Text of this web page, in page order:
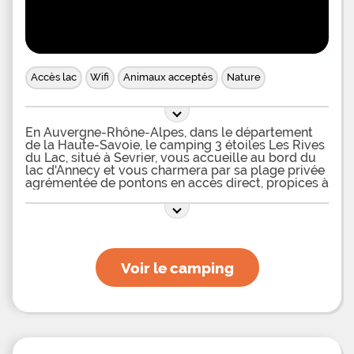
Accès lac Wifi Animaux acceptés Nature
En Auvergne-Rhône-Alpes, dans le département
de la Haute-Savoie, le camping 3 étoiles Les Rives
du Lac, situé à Sevrier, vous accueille au bord du
lac d'Annecy et vous charmera par sa plage privée
agrémentée de pontons en accès direct, propices à
camping entouré de montagnes, vous pourrez
séjourner dans des mobil-homes tout confort pour
personnes à mobilité réduite -, quasiment tous
dotés de télévision, et pourvus de terrasse semi-
couverte aménagée ou dans des tentes équipées
sans sanitaires pour 5 vacanciers, avec salon de
ombragés, avec accès à un branchement
tentes et caravanes. Une aire de service pour
Voir le camping